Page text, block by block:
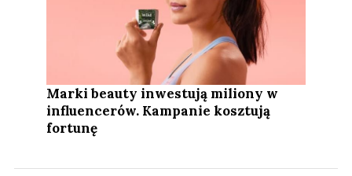
Marki beauty inwestują miliony w
influencerów. Kampanie kosztują
fortunę